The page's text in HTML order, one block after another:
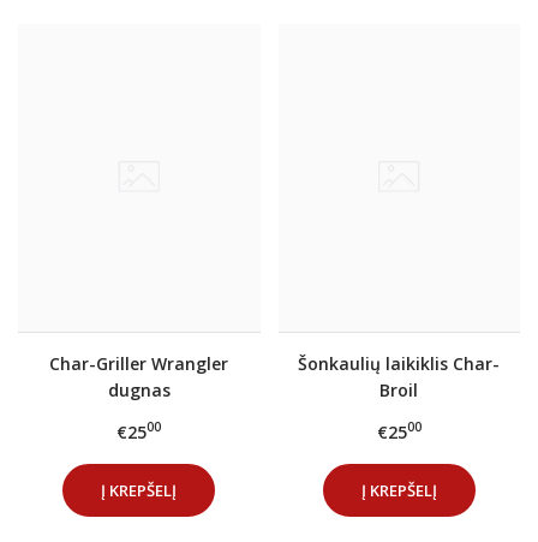
Char-Griller Wrangler
dugnas
€2500
Į KREPŠELĮ
Šonkaulių laikiklis Char-
Broil
€2500
Į KREPŠELĮ